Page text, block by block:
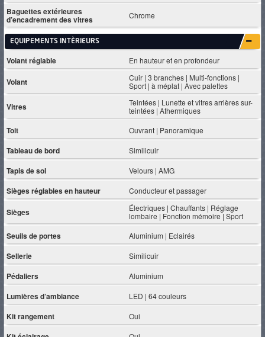
Baguettes extérieures
d’encadrement des vitres Chrome
EQUIPEMENTS INTÈRIEURS
Volant réglable En hauteur et en profondeur
Volant
Cuir | 3 branches | Multi-fonctions |
Sport | à méplat | Avec palettes
Vitres
Teintées | Lunette et vitres arrières sur-
teintées | Athermiques
Toit Ouvrant | Panoramique
Tableau de bord Similicuir
Tapis de sol Velours | AMG
Sièges réglables en hauteur Conducteur et passager
Sièges
Électriques | Chauffants | Réglage
lombaire | Fonction mémoire | Sport
Seuils de portes Aluminium | Eclairés
Sellerie Similicuir
Pédaliers Aluminium
Lumières d’ambiance LED | 64 couleurs
Kit rangement Oui